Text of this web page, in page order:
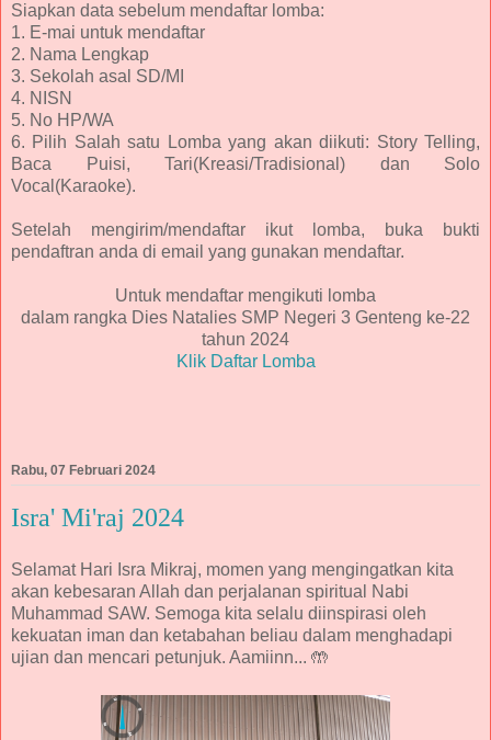
Siapkan data sebelum mendaftar lomba:
1. E-mai untuk mendaftar
2. Nama Lengkap
3. Sekolah asal SD/MI
4. NISN
5. No HP/WA
6. Pilih Salah satu Lomba yang akan diikuti: Story Telling,
Baca Puisi, Tari(Kreasi/Tradisional) dan Solo
Vocal(Karaoke).
Setelah mengirim/mendaftar ikut lomba, buka bukti
pendaftran anda di email yang gunakan mendaftar.
Untuk mendaftar mengikuti lomba
dalam rangka Dies Natalies SMP Negeri 3 Genteng ke-22
tahun 2024
Klik Daftar Lomba
Rabu, 07 Februari 2024
Isra' Mi'raj 2024
Selamat Hari Isra Mikraj, momen yang mengingatkan kita
akan kebesaran Allah dan perjalanan spiritual Nabi
Muhammad SAW. Semoga kita selalu diinspirasi oleh
kekuatan iman dan ketabahan beliau dalam menghadapi
ujian dan mencari petunjuk. Aamiinn... 🤲